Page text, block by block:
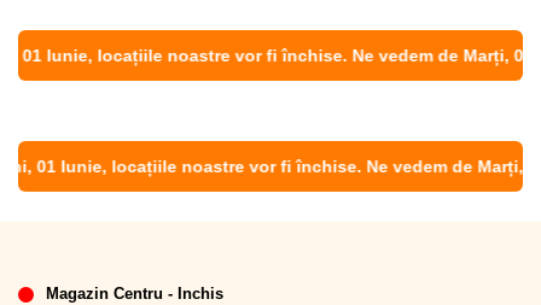
Iunie, locațiile noastre vor fi închise. Ne vedem de Marți, 02
01 Iunie, locațiile noastre vor fi închise. Ne vedem de Marți, 02
Magazin Centru - Inchis